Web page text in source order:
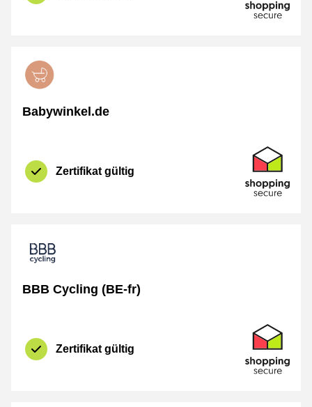
Babywinkel.de
Zertifikat gültig
Zertifikat
Shopping
BBB Cycling (BE-fr)
Zertifikat gültig
Zertifikat
Shopping